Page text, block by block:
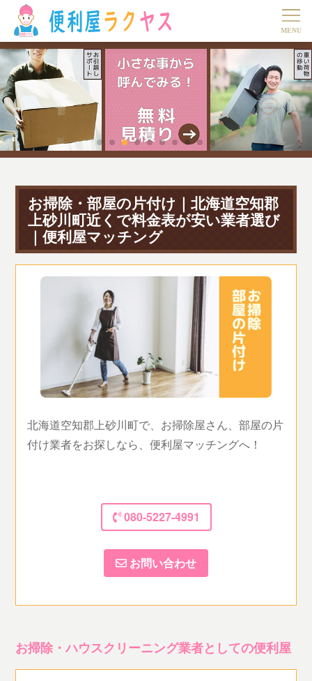
お掃除・部屋の片付け｜北海道空知郡
上砂川町近くで料金表が安い業者選び
｜便利屋マッチング
北海道空知郡上砂川町で、お掃除屋さん、部屋の片
付け業者をお探しなら、便利屋マッチングへ！
080-5227-4991
お問い合わせ
お掃除・ハウスクリーニング業者としての便利屋